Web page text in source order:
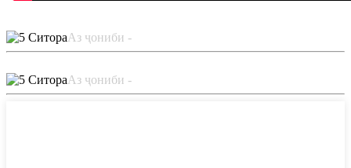
Аз ҷониби -
Аз ҷониби -